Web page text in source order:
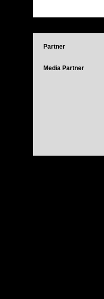
Partner
Media Partner